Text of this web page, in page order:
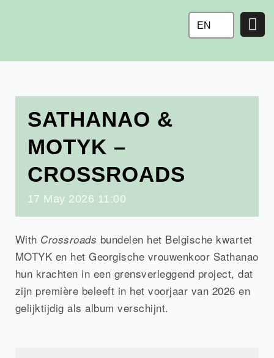
EN
SATHANAO &
MOTYK –
CROSSROADS
17 May 2026 11:00
With Crossroads bundelen het Belgische kwartet
MOTYK en het Georgische vrouwenkoor Sathanao
hun krachten in een grensverleggend project, dat
zijn première beleeft in het voorjaar van 2026 en
gelijktijdig als album verschijnt.